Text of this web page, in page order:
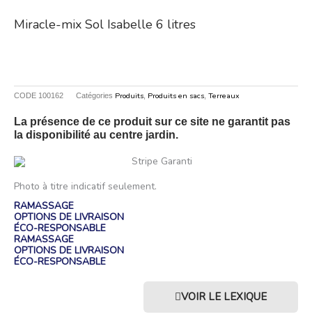
Miracle-mix Sol Isabelle 6 litres
CODE 100162 Catégories Produits, Produits en sacs, Terreaux
La présence de ce produit sur ce site ne garantit pas
la disponibilité au centre jardin.
Photo à titre indicatif seulement.
RAMASSAGE
OPTIONS DE LIVRAISON
ÉCO-RESPONSABLE
RAMASSAGE
OPTIONS DE LIVRAISON
ÉCO-RESPONSABLE
VOIR LE LEXIQUE